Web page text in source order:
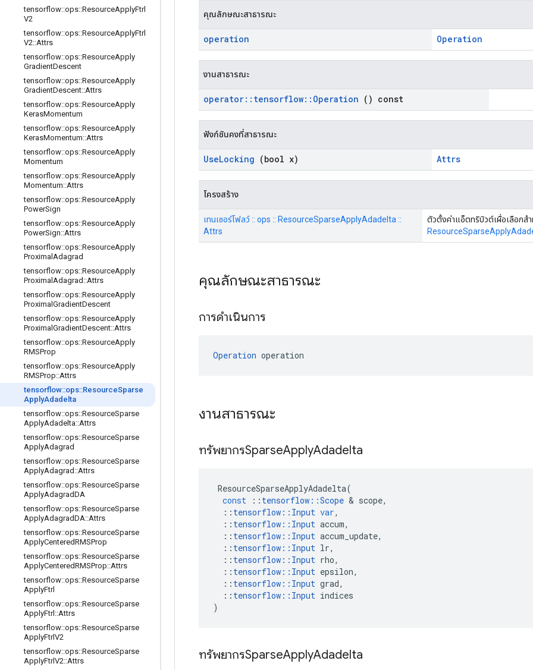
tensorflow::ops::ResourceApplyFtrl
V2
tensorflow::ops::ResourceApplyFtrl
V2::Attrs
tensorflow::ops::ResourceApply
GradientDescent
tensorflow::ops::ResourceApply
GradientDescent::Attrs
tensorflow::ops::ResourceApply
KerasMomentum
tensorflow::ops::ResourceApply
KerasMomentum::Attrs
tensorflow::ops::ResourceApply
Momentum
tensorflow::ops::ResourceApply
Momentum::Attrs
tensorflow::ops::ResourceApply
PowerSign
tensorflow::ops::ResourceApply
PowerSign::Attrs
tensorflow::ops::ResourceApply
Proximal Adagrad
tensorflow::ops::ResourceApply
Proximal Adagrad ::Attrs
tensorflow::ops::ResourceApply
Proximal GradientDescent
tensorflow::ops::ResourceApply
Proximal GradientDescent::Attrs
tensorflow::ops::ResourceApply
RMSProp
tensorflow::ops::ResourceApply
RMSProp::Attrs
tensorflow::ops::ResourceSparse
ApplyAdadelta
tensorflow::ops::ResourceSparse
ApplyAdadelta::Attrs
tensorflow::ops::ResourceSparse
ApplyAdagrad
tensorflow::ops::ResourceSparse
ApplyAdagrad ::Attrs
tensorflow::ops::ResourceSparse
ApplyAdagradDA
tensorflow::ops::ResourceSparse
ApplyAdagradDA::Attrs
tensorflow::ops::ResourceSparse
ApplyCenteredRMSProp
tensorflow::ops::ResourceSparse
ApplyCenteredRMSProp::Attrs
tensorflow::ops::ResourceSparse
ApplyFtrl
tensorflow::ops::ResourceSparse
ApplyFtrl ::Attrs
tensorflow::ops::ResourceSparse
ApplyFtrlV2
tensorflow::ops::ResourceSparse
ApplyFtrlV2::Attrs
คุณลักษณะสาธารณะ
operation Operation
งานสาธารณะ
operator:: tensorflow:: Operation () const
ฟังก์ชันคงที่สาธารณะ
UseLocking (bool x) Attrs
โครงสร้าง
เทนเซอร์โฟลว์ :: ops :: ResourceSparseApplyAdadelta ::
Attrs
ตัวตั้งค่าแอ็ตทริบิวต์เผื่อเลือกสำ
คุณลักษณะสาธารณะ
การดำเนินการ
Operation operation
งานสาธารณะ
ทรัพยากรSparseApplyAdadelta
ResourceSparseApplyAdadelta(
const
:: tensorflow ::Scope & scope,
:: tensorflow :: Input var,
:: tensorflow :: Input accum,
:: tensorflow :: Input accum_update,
:: tensorflow :: Input lr,
:: tensorflow :: Input rho,
:: tensorflow :: Input epsilon,
:: tensorflow :: Input grad,
:: tensorflow :: Input indices
)
ทรัพยากรSparseApplyAdadelta